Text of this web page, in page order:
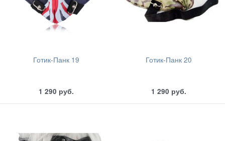
Готик-Панк 19
1 290 руб.
Готик-Панк 20
1 290 руб.